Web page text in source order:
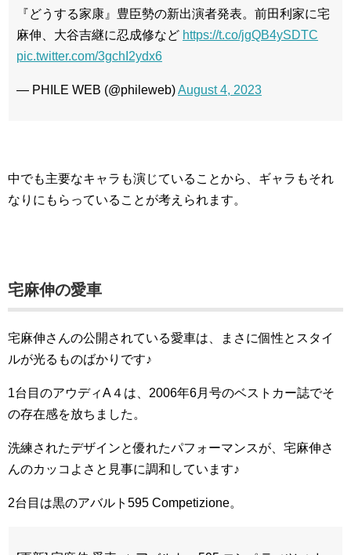
『どうする家康』豊臣勢の新出演者発表。前田利家に宅
麻伸、大谷吉継に忍成修など https://t.co/jgQB4ySDTC
pic.twitter.com/3gchI2ydx6
— PHILE WEB (@phileweb)August 4, 2023
中でも主要なキャラも演じていることから、ギャラもそれ
なりにもらっていることが考えられます。
宅麻伸の愛車
宅麻伸さんの公開されている愛車は、まさに個性とスタイ
ルが光るものばかりです♪
1台目の​​アウディA４は、2006年6月号のベストカー誌でそ
の存在感を放ちました。
洗練されたデザインと優れたパフォーマンスが、宅麻伸さ
んのカッコよさと見事に調和しています♪
2台目は黒のアバルト595 Competizione​​。